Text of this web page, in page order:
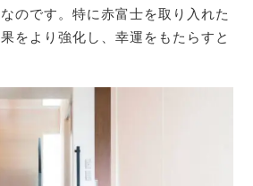
のです。特に赤富士を取り入れた
をより強化し、幸運をもたらすと